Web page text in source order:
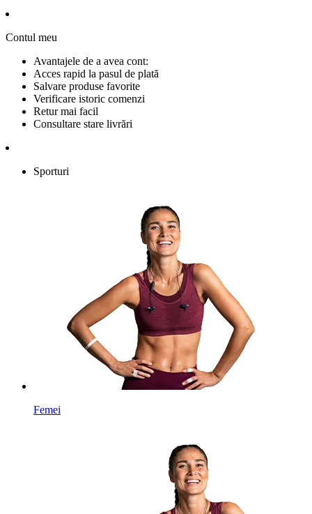
Contul meu
Avantajele de a avea cont:
Acces rapid la pasul de plată
Salvare produse favorite
Verificare istoric comenzi
Retur mai facil
Consultare stare livrări
Sporturi
Femei